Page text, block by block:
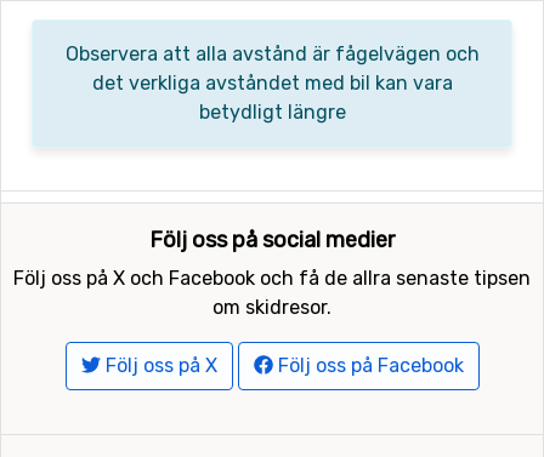
Observera att alla avstånd är fågelvägen och
det verkliga avståndet med bil kan vara
betydligt längre
Följ oss på social medier
Följ oss på X och Facebook och få de allra senaste tipsen
om skidresor.
Följ oss på X Följ oss på Facebook